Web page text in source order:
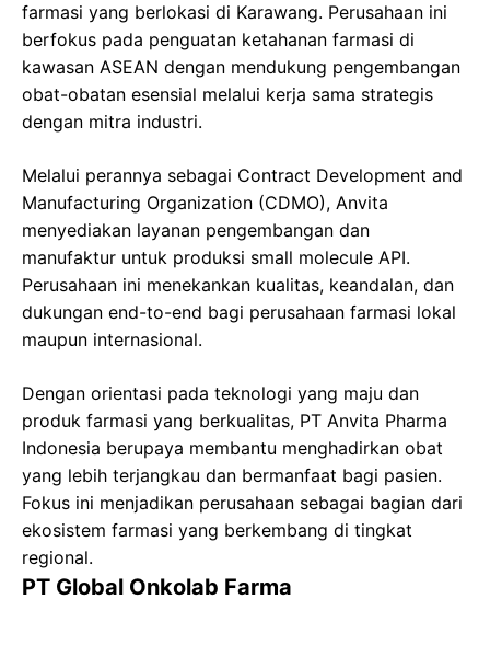
farmasi yang berlokasi di Karawang. Perusahaan ini
berfokus pada penguatan ketahanan farmasi di
kawasan ASEAN dengan mendukung pengembangan
obat-obatan esensial melalui kerja sama strategis
dengan mitra industri.
Melalui perannya sebagai Contract Development and
Manufacturing Organization (CDMO), Anvita
menyediakan layanan pengembangan dan
manufaktur untuk produksi small molecule API.
Perusahaan ini menekankan kualitas, keandalan, dan
dukungan end-to-end bagi perusahaan farmasi lokal
maupun internasional.
Dengan orientasi pada teknologi yang maju dan
produk farmasi yang berkualitas, PT Anvita Pharma
Indonesia berupaya membantu menghadirkan obat
yang lebih terjangkau dan bermanfaat bagi pasien.
Fokus ini menjadikan perusahaan sebagai bagian dari
ekosistem farmasi yang berkembang di tingkat
regional.
PT Global Onkolab Farma